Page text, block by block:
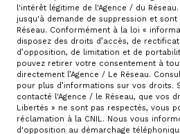
l'intérêt légitime de l'Agence / du
jusqu'à demande de suppression et sont
Réseau. Conformément à la loi «
disposez des droits d’accès, de
d’opposition, de limitation et de
pouvez retirer votre consentement à
directement l’Agence / Le Réseau.
pour plus d’informations sur vos droits.
contacté l'Agence / le Réseau, que vos
Libertés » ne sont pas respectés, vous
réclamation à la CNIL. Nous vous
d'opposition au démarchage